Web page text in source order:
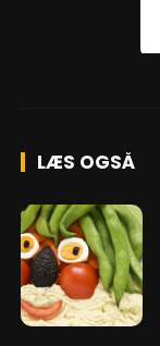
LÆS OGSÅ